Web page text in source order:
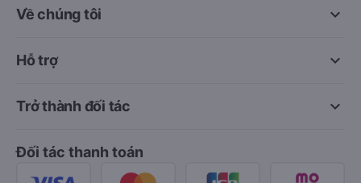
keyboard_arrow_down
Về chúng tôi
keyboard_arrow_down
Hỗ trợ
keyboard_arrow_down
Trở thành đối tác
Đối tác thanh toán